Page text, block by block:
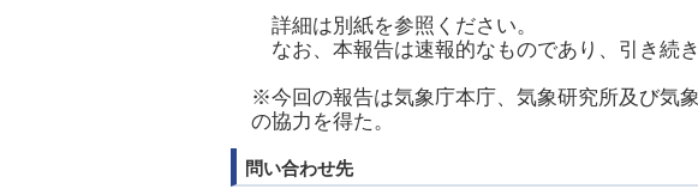
詳細は別紙を参照ください。
なお、本報告は速報的なものであり、引き続
※今回の報告は気象庁本庁、気象研究所及び気
の協力を得た。
問い合わせ先